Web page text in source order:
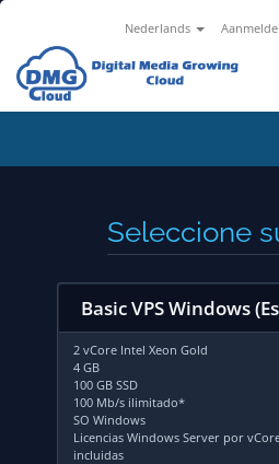
Nederlands
Seleccione
Basic VPS Windows
2 vCore Intel Xeon Gold
4 GB
100 GB SSD
100 Mb/s ilimitado*
SO Windows
Licencias Windows Server por
incluidas